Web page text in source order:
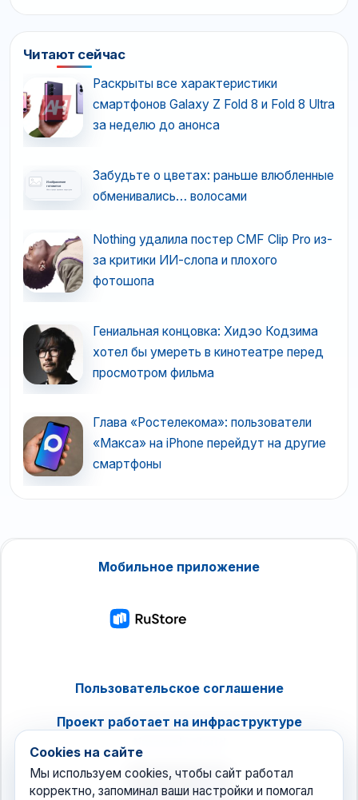
Читают сейчас
Раскрыты все характеристики
смартфонов Galaxy Z Fold 8 и Fold 8 Ultra
за неделю до анонса
Забудьте о цветах: раньше влюбленные
обменивались… волосами
Nothing удалила постер CMF Clip Pro из-
за критики ИИ-слопа и плохого
фотошопа
Гениальная концовка: Хидэо Кодзима
хотел бы умереть в кинотеатре перед
просмотром фильма
Глава «Ростелекома»: пользователи
«Макса» на iPhone перейдут на другие
смартфоны
Мобильное приложение
Пользовательское соглашение
Проект работает на инфраструктуре
Cookies на сайте
Мы используем cookies, чтобы сайт работал
корректно, запоминал ваши настройки и помогал